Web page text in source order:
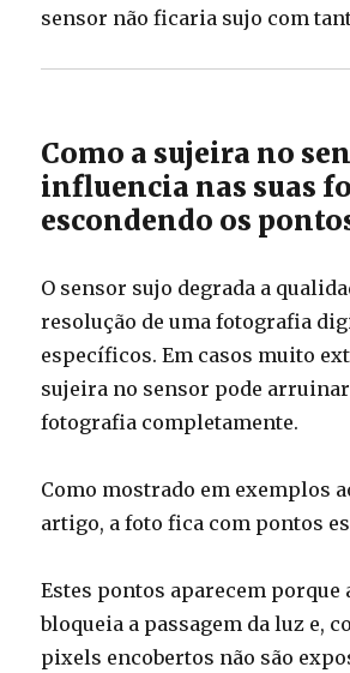
sensor não ficaria sujo com
Como a sujeira no
influencia nas suas
escondendo os
O sensor sujo degrada a
resolução de uma fotografia
específicos. Em casos muito
sujeira no sensor pode arruinar
fotografia completamente.
Como mostrado em exemplos
artigo, a foto fica com pontos
Estes pontos aparecem porque
bloqueia a passagem da luz e,
pixels encobertos não são